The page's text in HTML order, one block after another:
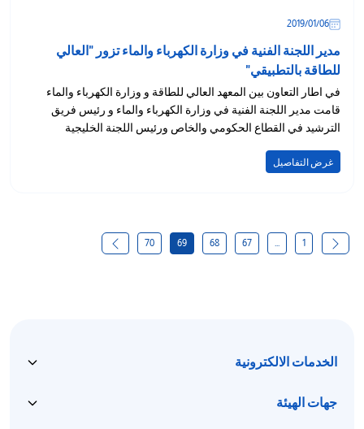
06‏/01‏/2019
مدير اللجنة الفنية في وزارة الكهرباء والماء تزور "العالي
للطاقة بالتطبيقي"
في اطار التعاون بين المعهد العالي للطاقة و وزارة الكهرباء والماء
قامت مدير اللجنة الفنية في وزارة الكهرباء والماء و رئيس فريق
الترشيد في القطاع الحكومي والخاص ورئيس اللجنة الخليجية
غرض التفاصيل
1
...
67
68
69
70
الخدمات الالكترونية
جهات الهيئة